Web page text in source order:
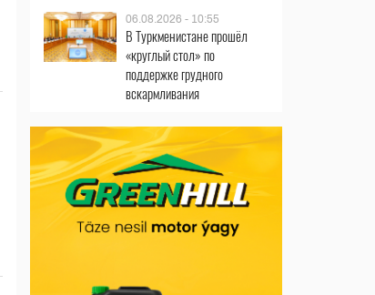
06.08.2026 - 10:55
В Туркменистане прошёл
«круглый стол» по
поддержке грудного
вскармливания